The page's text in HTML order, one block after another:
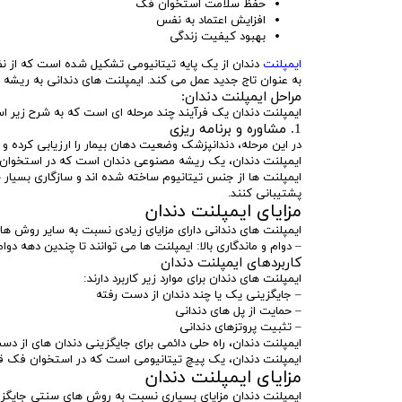
حفظ سلامت استخوان فک
افزایش اعتماد به نفس
بهبود کیفیت زندگی
ایمپلنت دندان از یک پایه تیتانیومی تشکیل شده است که از
به عنوان تاج جدید عمل می کند. ایمپلنت های دندانی به
مراحل ایمپلنت دندان:
ایمپلنت دندان یک فرآیند چند مرحله ای است که به شرح زیر
1. مشاوره و برنامه ریزی
در این مرحله، دندانپزشک وضعیت دهان بیمار را ارزیابی
ایمپلنت دندان، یک ریشه مصنوعی دندان است که در
ایمپلنت ها از جنس تیتانیوم ساخته شده اند و سازگاری
پشتیبانی کنند.
مزایای ایمپلنت دندان
ایمپلنت های دندانی دارای مزایای زیادی نسبت به سایر روش
– دوام و ماندگاری بالا: ایمپلنت ها می توانند تا چندین دهه
کاربردهای ایمپلنت دندان
ایمپلنت های دندان برای موارد زیر کاربرد دارند:
– جایگزینی یک یا چند دندان از دست رفته
– حمایت از پل های دندانی
– تثبیت پروتزهای دندانی
ایمپلنت دندان، راه حلی دائمی برای جایگزینی دندان های از
ایمپلنت دندان، یک پیچ تیتانیومی است که در استخوان فک
مزایای ایمپلنت دندان
ایمپلنت دندان مزایای بسیاری نسبت به روش های سنتی